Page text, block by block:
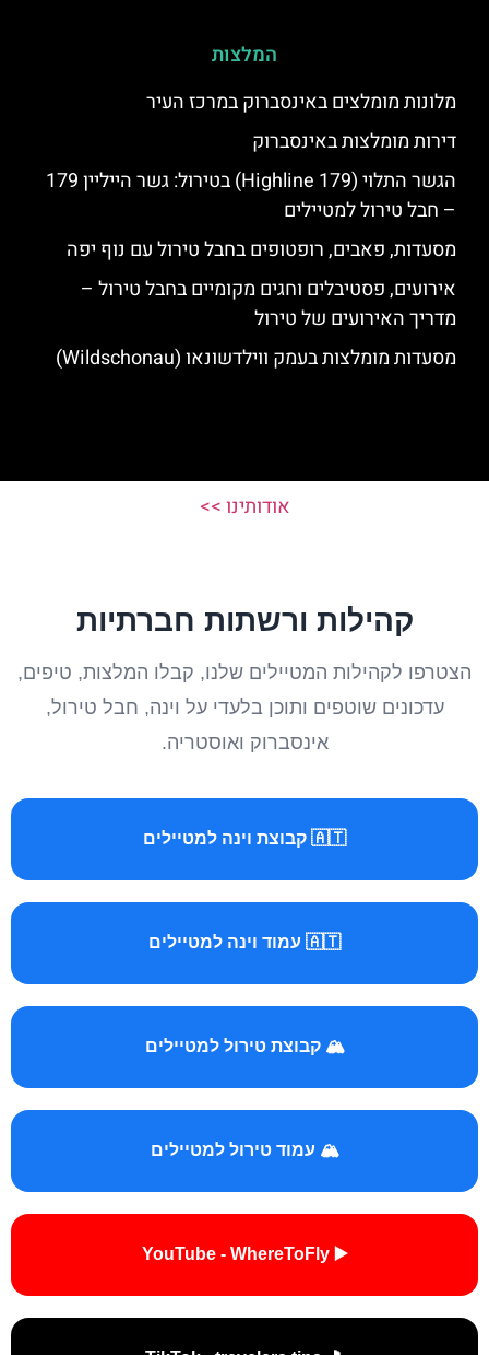
המלצות
מלונות מומלצים באינסברוק במרכז העיר
דירות מומלצות באינסברוק
הגשר התלוי (Highline 179) בטירול: גשר הייליין 179
– חבל טירול למטיילים
מסעדות, פאבים, רופטופים בחבל טירול עם נוף יפה
אירועים, פסטיבלים וחגים מקומיים בחבל טירול –
מדריך האירועים של טירול
מסעדות מומלצות בעמק ווילדשונאו (Wildschonau)
אודותינו >>
קהילות ורשתות חברתיות
הצטרפו לקהילות המטיילים שלנו, קבלו המלצות, טיפים,
עדכונים שוטפים ותוכן בלעדי על וינה, חבל טירול,
אינסברוק ואוסטריה.
🇦🇹 קבוצת וינה למטיילים
🇦🇹 עמוד וינה למטיילים
🏔️ קבוצת טירול למטיילים
🏔️ עמוד טירול למטיילים
▶️ YouTube - WhereToFly